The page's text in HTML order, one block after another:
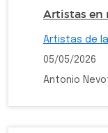
Artistas en
Artistas de
05/05/2026
Antonio